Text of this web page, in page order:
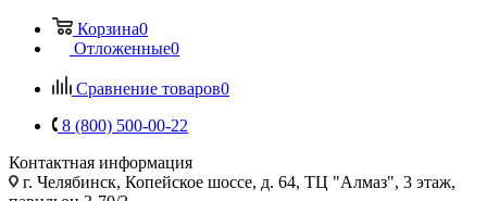
Корзина0
Отложенные0
Сравнение товаров0
8 (800) 500-00-22
Контактная информация
г. Челябинск, Копейское шоссе, д. 64, ТЦ "Алмаз", 3 этаж,